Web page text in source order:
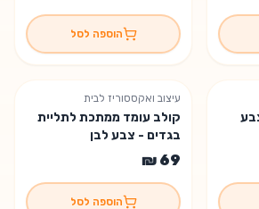
הוספה לסל
נשארו 5 יחידות
עיצוב ואקססוריז לבית
קולב עומד ממתכת לתליית
בגדים - צבע לבן
הוספה לסל